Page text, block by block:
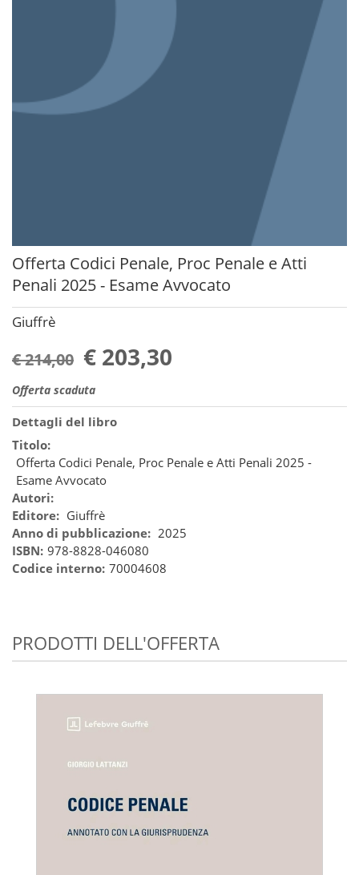
Offerta Codici Penale, Proc Penale e Atti
Penali 2025 - Esame Avvocato
Giuffrè
€ 214,00 € 203,30
Offerta scaduta
Dettagli del libro
Titolo:
Offerta Codici Penale, Proc Penale e Atti Penali 2025 -
Esame Avvocato
Autori:
Editore: Giuffrè
Anno di pubblicazione: 2025
ISBN: 978-8828-046080
Codice interno: 70004608
PRODOTTI DELL'OFFERTA